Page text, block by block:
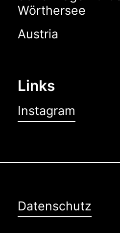
Wörthersee
Austria
Links
Instagram
Datenschutz